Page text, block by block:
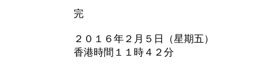
完
２０１６年２月５日（星期五）
香港時間１１時４２分